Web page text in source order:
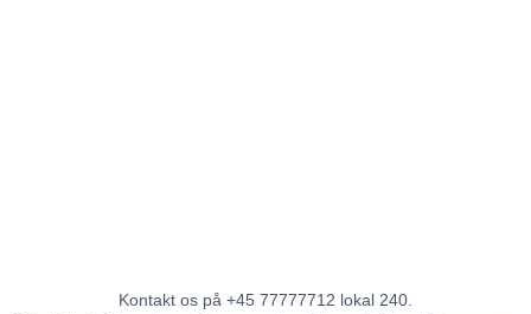
Kontakt os på +45 77777712 lokal 240.